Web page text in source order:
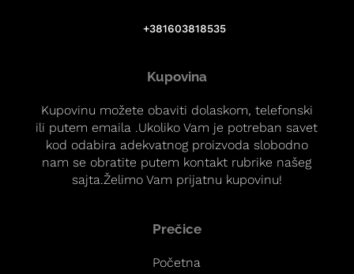
+381603818535
Kupovina
Kupovinu možete obaviti dolaskom, telefonski
ili putem emaila .Ukoliko Vam je potreban savet
kod odabira adekvatnog proizvoda slobodno
nam se obratite putem kontakt rubrike našeg
sajta.Želimo Vam prijatnu kupovinu!
Prečice
Početna